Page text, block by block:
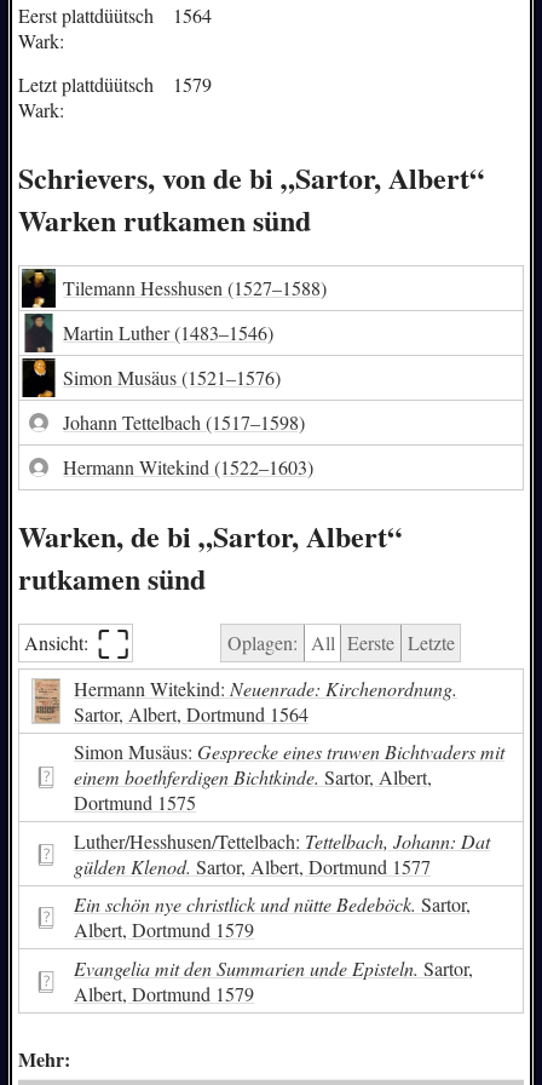
Eerst plattdüütsch
Wark:
1564
Letzt plattdüütsch
Wark:
1579
Schrievers, von de bi „Sartor, Albert“
Warken rutkamen sünd
Tilemann Hesshusen(1527–1588)
Martin Luther(1483–1546)
Simon Musäus(1521–1576)
Johann Tettelbach(1517–1598)
Hermann Witekind(1522–1603)
Warken, de bi „Sartor, Albert“
rutkamen sünd
Ansicht: ⛶︎ Oplagen: All Eerste Letzte
Hermann Witekind: Neuenrade: Kirchenordnung.
Sartor, Albert, Dortmund 1564
Simon Musäus: Gesprecke eines truwen Bichtvaders mit
einem boethferdigen Bichtkinde. Sartor, Albert,
Dortmund 1575
Luther/Hesshusen/Tettelbach: Tettelbach, Johann: Dat
gülden Klenod. Sartor, Albert, Dortmund 1577
Ein schön nye christlick und nütte Bedeböck. Sartor,
Albert, Dortmund 1579
Evangelia mit den Summarien unde Episteln. Sartor,
Albert, Dortmund 1579
Mehr: